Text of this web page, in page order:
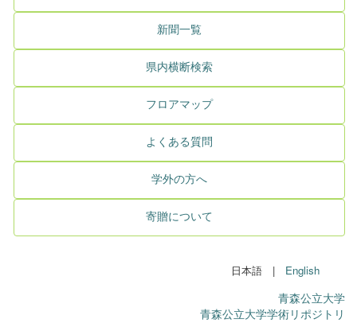
新聞一覧
県内横断検索
フロアマップ
よくある質問
学外の方へ
寄贈について
日本語 | English
青森公立大学
青森公立大学学術リポジトリ